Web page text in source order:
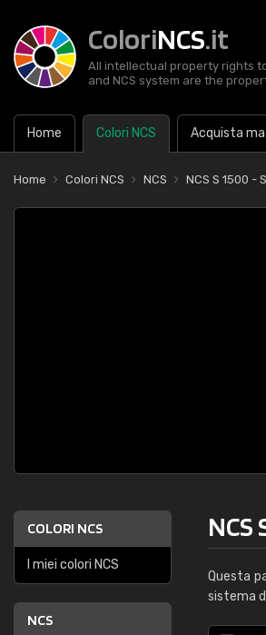
ColoriNCS.it
All intellectual property rights
and NCS system are the
Home Colori NCS Acquista
Home Colori NCS NCS NCS S 1500 -
COLORI NCS
I miei colori NCS
NCS
NCS
Questa
sistema